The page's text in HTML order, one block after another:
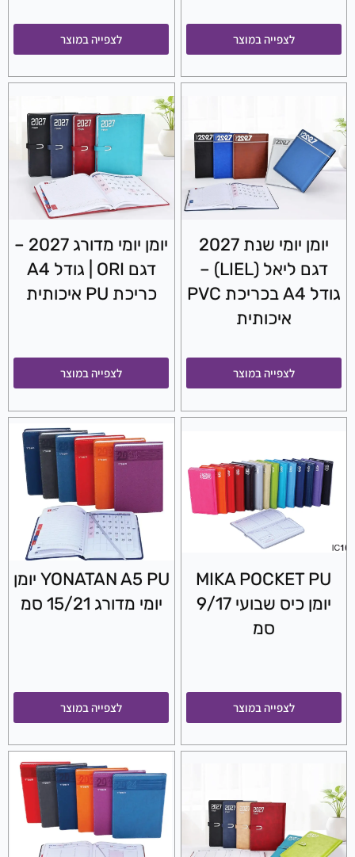
לצפייה במוצר לצפייה במוצר
יומן יומי שנת 2027
דגם ליאל (LIEL) –
גודל A4 בכריכת PVC
איכותית
לצפייה במוצר
יומן יומי מדורג 2027 –
דגם ORI | גודל A4
כריכת PU איכותית
לצפייה במוצר
MIKA POCKET PU
יומן כיס שבועי 9/17
סמ
לצפייה במוצר
YONATAN A5 PU יומן
יומי מדורג 15/21 סמ
לצפייה במוצר